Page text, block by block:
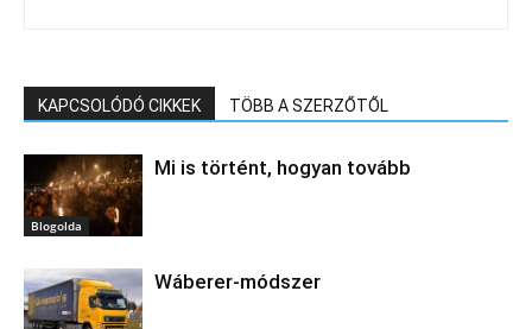
KAPCSOLÓDÓ CIKKEK TÖBB A SZERZŐTŐL
Blogolda
Mi is történt, hogyan tovább
Wáberer-módszer